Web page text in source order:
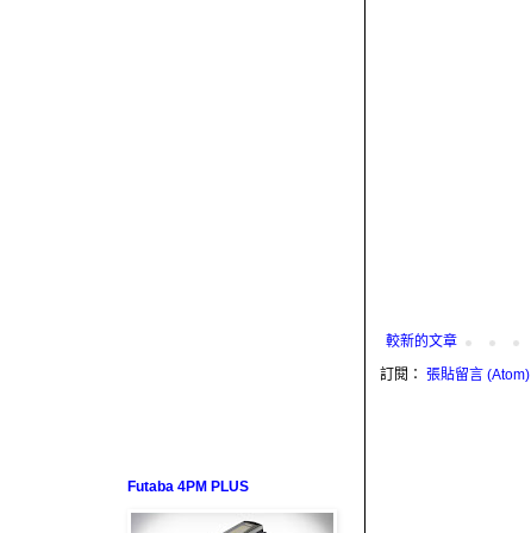
較新的文章
訂閱： 張貼留言 (Atom)
Futaba 4PM PLUS